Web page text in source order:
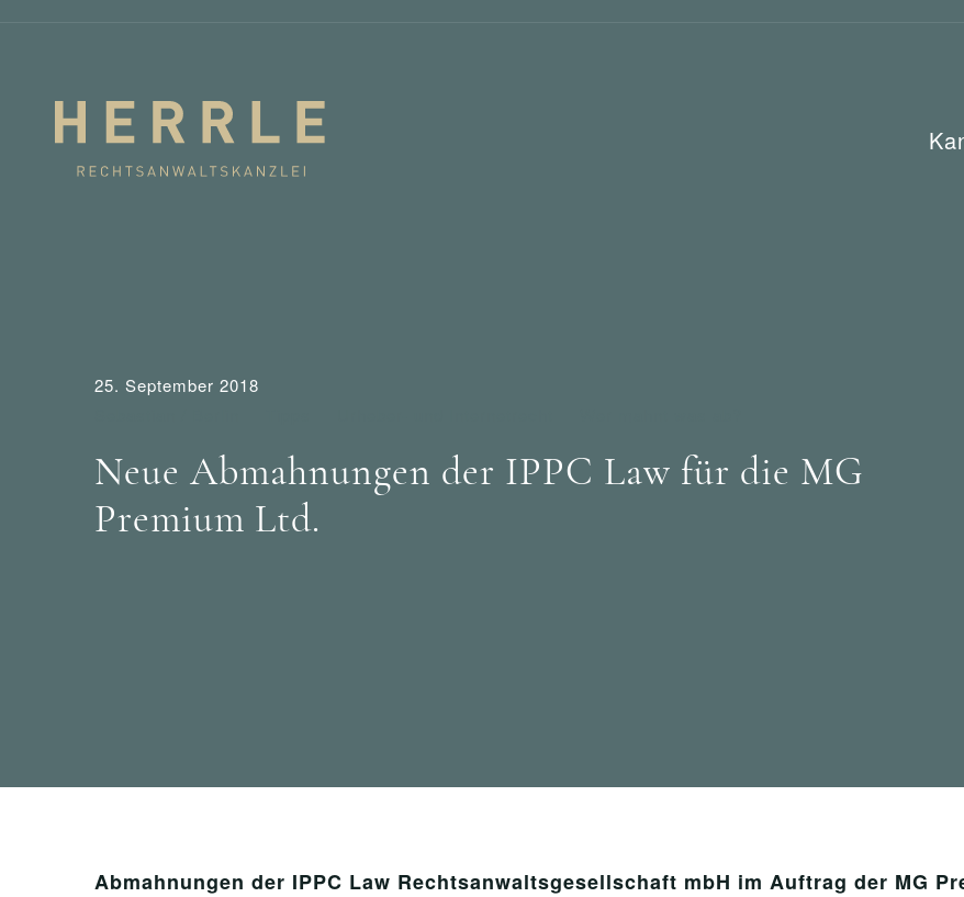
25. September 2018
Neue Abmahnungen der IPPC Law für die MG
Premium Ltd.
Abmahnungen der IPPC Law Rechtsanwaltsgesellschaft mbH im Auftrag der MG